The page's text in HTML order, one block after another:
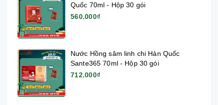
Quốc 70ml - Hộp 30 gói
560.000₫
Nước Hồng sâm linh chi Hàn Quốc
Sante365 70ml - Hộp 30 gói
712.000₫